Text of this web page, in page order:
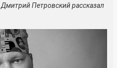
Дмитрий Петровский рассказал